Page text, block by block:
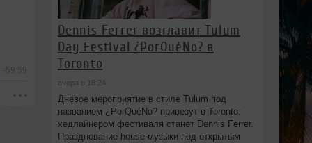
-59:59
Dennis Ferrer возглавит Tulum
Day Festival ¿PorQuéNo? в
Toronto
вчера в 18:24
Днёвое мероприятие в стиле Tulum под
названием ¿PorQuéNo? привезут в Toronto:
хедлайнером фестиваля станет Dennis Ferrer.
Празднование house-музыки под открытым